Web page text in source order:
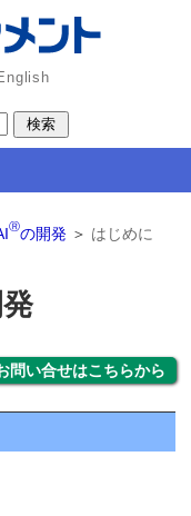
Ⓡの開発 ＞ はじめに
問い合せはこちらから